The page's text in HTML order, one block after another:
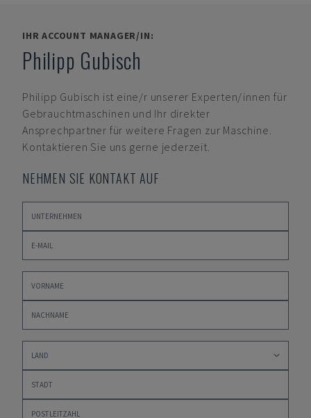
IHR ACCOUNT MANAGER/IN:
Philipp Gubisch
Philipp Gubisch ist eine/r unserer Experten/innen für
Gebrauchtmaschinen und Ihr direkter
Ansprechpartner für weitere Fragen zur Maschine.
Kontaktieren Sie uns gerne jederzeit.
NEHMEN SIE KONTAKT AUF